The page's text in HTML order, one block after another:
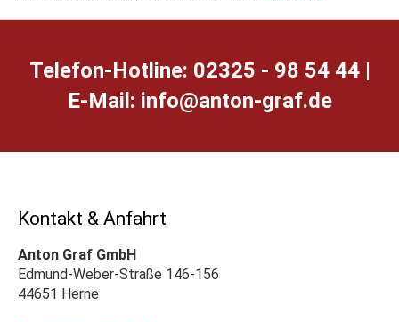
Telefon-Hotline: 02325 - 98 54 44 |
E-Mail: ed.farg-notna@ofni
Kontakt & Anfahrt
Anton Graf GmbH
Edmund-Weber-Straße 146-156
44651 Herne